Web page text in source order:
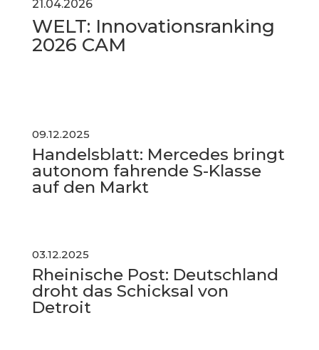
21.04.2026
WELT: Innovationsranking
2026 CAM
09.12.2025
Handelsblatt: Mercedes bringt
autonom fahrende S-Klasse
auf den Markt
03.12.2025
Rheinische Post: Deutschland
droht das Schicksal von
Detroit